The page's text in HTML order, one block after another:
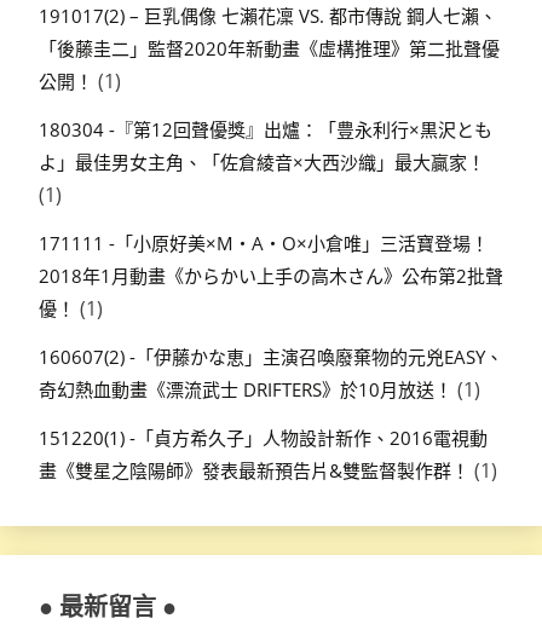
191017(2) – 巨乳偶像 七瀨花凜 VS. 都市傳說 鋼人七瀨、
「後藤圭二」監督2020年新動畫《虛構推理》第二批聲優
公開！ (1)
180304 -『第12回聲優獎』出爐：「豊永利行×黒沢とも
よ」最佳男女主角、「佐倉綾音×大西沙織」最大贏家！
(1)
171111 -「小原好美×M・A・O×小倉唯」三活寶登場！
2018年1月動畫《からかい上手の高木さん》公布第2批聲
優！ (1)
160607(2) -「伊藤かな恵」主演召喚廢棄物的元兇EASY、
奇幻熱血動畫《漂流武士 DRIFTERS》於10月放送！ (1)
151220(1) -「貞方希久子」人物設計新作、2016電視動
畫《雙星之陰陽師》發表最新預告片&雙監督製作群！ (1)
● 最新留言 ●